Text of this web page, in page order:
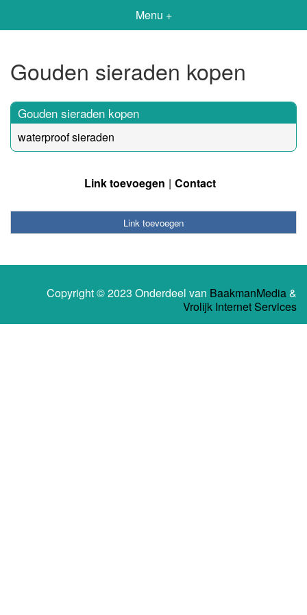
Menu +
Gouden sieraden kopen
Gouden sieraden kopen
waterproof sieraden
Link toevoegen Contact
Link toevoegen
Copyright © 2023 Onderdeel van BaakmanMedia&
Vrolijk Internet Services